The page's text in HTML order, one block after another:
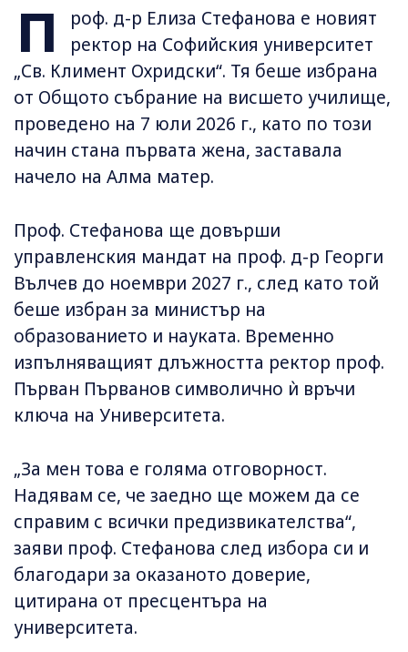
П
роф. д-р Елиза Стефанова е новият
ректор на Софийския университет
„Св. Климент Охридски“. Тя беше избрана
от Общото събрание на висшето училище,
проведено на 7 юли 2026 г., като по този
начин стана първата жена, заставала
начело на Алма матер.
Проф. Стефанова ще довърши
управленския мандат на проф. д-р Георги
Вълчев до ноември 2027 г., след като той
беше избран за министър на
образованието и науката. Временно
изпълняващият длъжността ректор проф.
Първан Първанов символично ѝ връчи
ключа на Университета.
„За мен това е голяма отговорност.
Надявам се, че заедно ще можем да се
справим с всички предизвикателства“,
заяви проф. Стефанова след избора си и
благодари за оказаното доверие,
цитирана от пресцентъра на
университета.